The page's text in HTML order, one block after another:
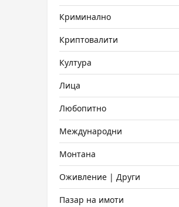
Криминално
Криптовалити
Култура
Лица
Любопитно
Международни
Монтана
Оживление | Други
Пазар на имоти